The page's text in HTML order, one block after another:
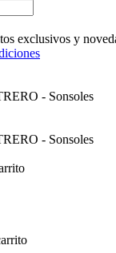
exclusivos y